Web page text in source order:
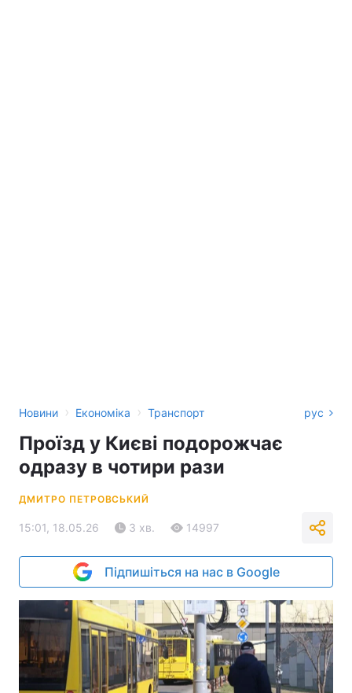
Новини › Економіка › Транспорт рус
Проїзд у Києві подорожчає
одразу в чотири рази
ДМИТРО ПЕТРОВСЬКИЙ
15:01, 18.05.26 3 хв. 14997
Підпишіться на нас в Google